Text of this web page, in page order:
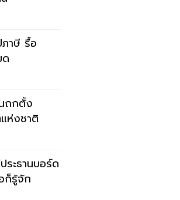
าษี รื้อ
ถกตั้ง
ห่งชาติ
ะธานบอร์ด
ก็รู้จัก